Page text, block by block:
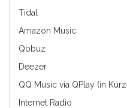
Tidal
Amazon Music
Qobuz
Deezer
QQ Music via QPlay (in
Internet Radio